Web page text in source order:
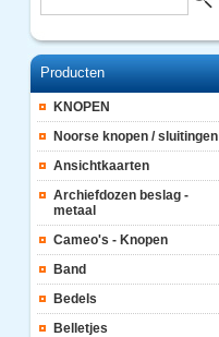
Producten
KNOPEN
Noorse knopen / sluitingen
Ansichtkaarten
Archiefdozen beslag -
metaal
Cameo's - Knopen
Band
Bedels
Belletjes